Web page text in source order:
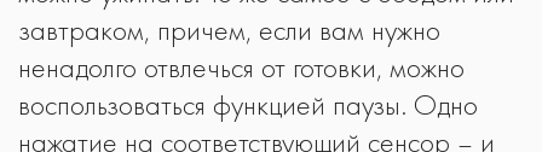
завтраком, причем, если вам нужно
ненадолго отвлечься от готовки, можно
воспользоваться функцией паузы. Одно
нажатие на соответствующий сенсор – и